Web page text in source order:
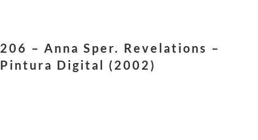
206 – Anna Sper. Revelations –
Pintura Digital (2002)